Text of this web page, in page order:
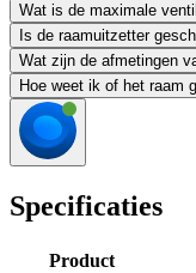
Wat is de maximale
Is de raamuitzetter
Wat zijn de afmetingen
Hoe weet ik of het raam
Specificaties
Product